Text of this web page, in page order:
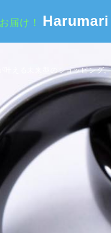
届け！
叶える未来型のショッピング